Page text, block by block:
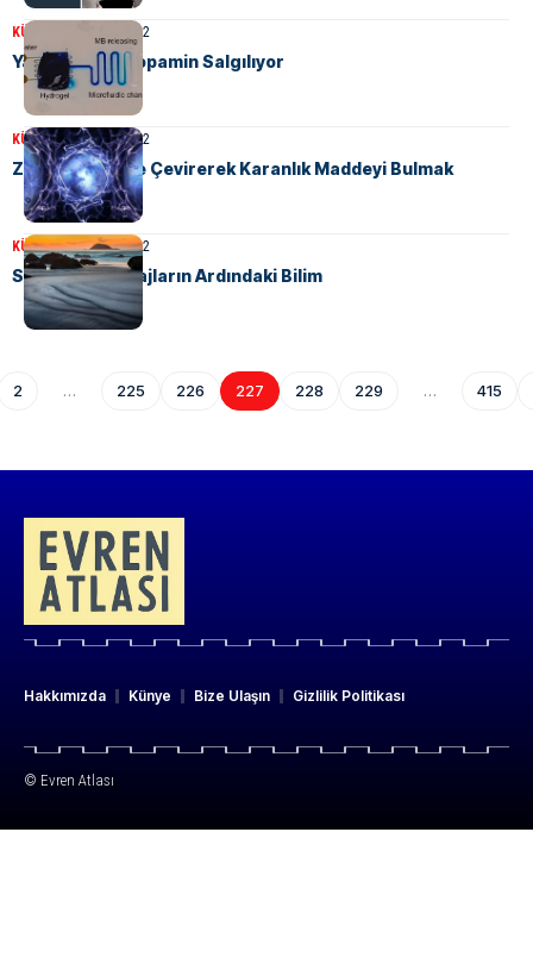
KÜLTÜR 9 Ağustos 2022
Yapay Nöron Dopamin Salgılıyor
KÜLTÜR 9 Ağustos 2022
Zamanı Tersine Çevirerek Karanlık Maddeyi Bulmak
KÜLTÜR9 Ağustos 2022
Siyah Kumlu Plajların Ardındaki Bilim
2 … 225 226 227 228 229 … 415
Hakkımızda Künye Bize Ulaşın Gizlilik Politikası
© Evren Atlası